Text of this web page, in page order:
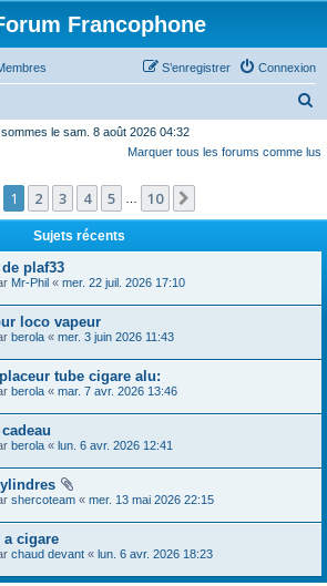
Francophone
Connexion
S’enregistrer
c
le sam. 8 août 2026 04:32
Marquer tous les forums comme lus
Page 1sur
1 2 3 4 5 10
Sujets récents
plaf33
Mr-Phil « mer. 22 juil. 2026 17:10
loco vapeur
berola « mer. 3 juin 2026 11:43
tube cigare alu:
berola « mar. 7 avr. 2026 13:46
berola « lun. 6 avr. 2026 12:41
shercoteam « mer. 13 mai 2026 22:15
a cigare
chaud devant « lun. 6 avr. 2026 18:23